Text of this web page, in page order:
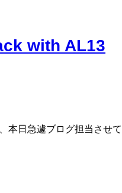
with AL13
本日急遽ブログ担当させて